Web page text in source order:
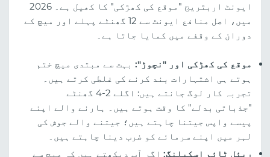
ایونٹ اربٹریج "موقع کی کھڑکی" کا کھیل ہے۔ 2026
میں، اصل منافع ایونٹ سے 12 گھنٹے پہلے اور میچ کے
دوران کے وقفے میں کمایا جاتا ہے۔
موقع کی کھڑکی اور "نچوڑ": بہت سے مبتدی میچ ختم
ہوتے ہی اشتہارات بند کرنے کی غلطی کرتے ہیں۔
تجربہ کار لوگ جانتے ہیں: اگلے 2-4 گھنٹے
"جذباتی بدلے" کا وقت ہوتے ہیں۔ ہارنے والے اپنے
پیسے واپس جیتنا چاہتے ہیں؛ جیتنے والے جوش کی
لہر میں اپنے سرمائے کو ضرب دینا چاہتے ہیں۔
ریئل ٹائم اسکیلنگ: اگر آپ دیکھتے ہیں کہ میچ سے